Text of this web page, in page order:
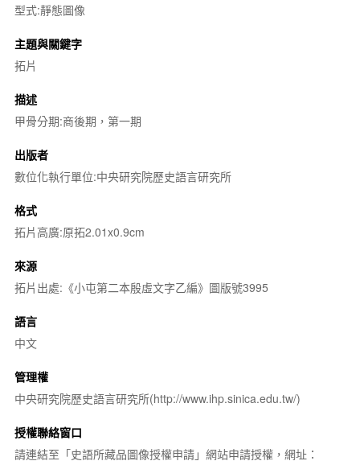
型式:靜態圖像
主題與關鍵字
拓片
描述
甲骨分期:商後期，第一期
出版者
數位化執行單位:中央研究院歷史語言研究所
格式
拓片高廣:原拓2.01x0.9cm
來源
拓片出處:《小屯第二本殷虛文字乙編》圖版號3995
語言
中文
管理權
中央研究院歷史語言研究所(http://www.ihp.sinica.edu.tw/)
授權聯絡窗口
請連結至「史語所藏品圖像授權申請」網站申請授權，網址：